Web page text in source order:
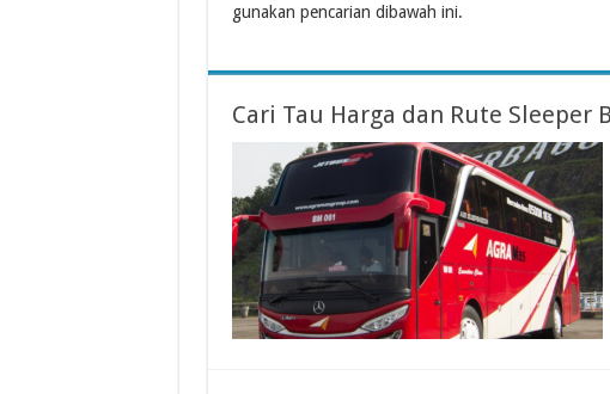
gunakan pencarian dibawah ini.
Cari Tau Harga dan Rute Sleeper